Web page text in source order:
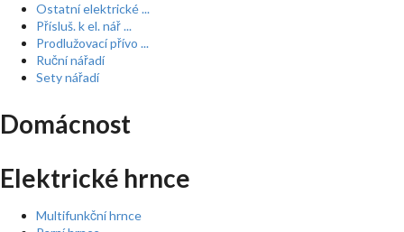
Ostatní elektrické ...
Přísluš. k el. nář ...
Prodlužovací přívo ...
Ruční nářadí
Sety nářadí
Domácnost
Elektrické hrnce
Multifunkční hrnce